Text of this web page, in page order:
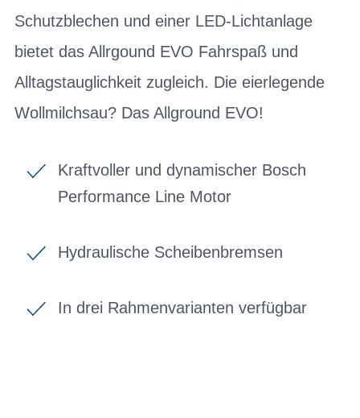
Schutzblechen und einer LED-Lichtanlage
bietet das Allrgound EVO Fahrspaß und
Alltagstauglichkeit zugleich. Die eierlegende
Wollmilchsau? Das Allground EVO!
Kraftvoller und dynamischer Bosch
Performance Line Motor
Hydraulische Scheibenbremsen
In drei Rahmenvarianten verfügbar